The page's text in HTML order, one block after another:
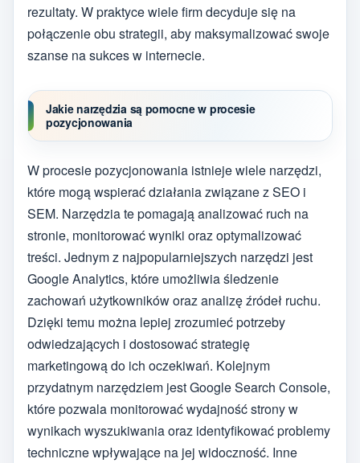
rezultaty. W praktyce wiele firm decyduje się na
połączenie obu strategii, aby maksymalizować swoje
szanse na sukces w internecie.
Jakie narzędzia są pomocne w procesie
pozycjonowania
W procesie pozycjonowania istnieje wiele narzędzi,
które mogą wspierać działania związane z SEO i
SEM. Narzędzia te pomagają analizować ruch na
stronie, monitorować wyniki oraz optymalizować
treści. Jednym z najpopularniejszych narzędzi jest
Google Analytics, które umożliwia śledzenie
zachowań użytkowników oraz analizę źródeł ruchu.
Dzięki temu można lepiej zrozumieć potrzeby
odwiedzających i dostosować strategię
marketingową do ich oczekiwań. Kolejnym
przydatnym narzędziem jest Google Search Console,
które pozwala monitorować wydajność strony w
wynikach wyszukiwania oraz identyfikować problemy
techniczne wpływające na jej widoczność. Inne